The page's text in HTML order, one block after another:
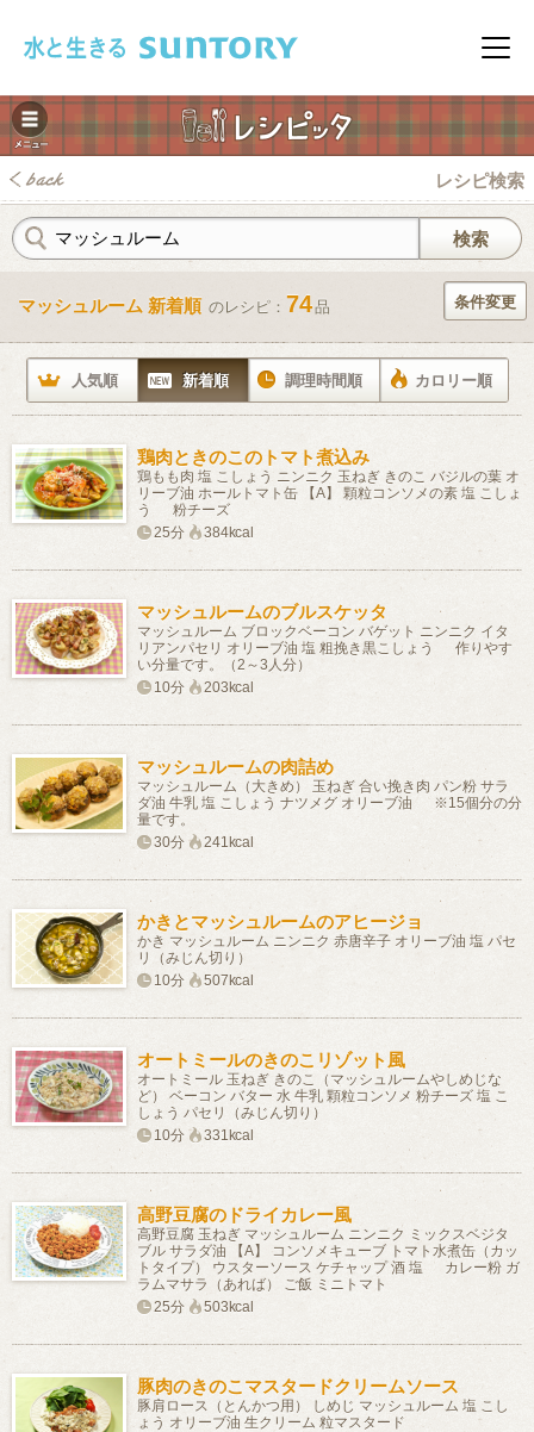
メニ
レシピ検索
マッシュルーム 新着順 のレシピ： 74品 条件変更
人気順 新着順 調理時間順 カロリー順
鶏肉ときのこのトマト煮込み
鶏もも肉 塩 こしょう ニンニク 玉ねぎ きのこ バジルの葉 オ
リーブ油 ホールトマト缶 【A】 顆粒コンソメの素 塩 こしょ
う 粉チーズ
25分
384kcal
マッシュルームのブルスケッタ
マッシュルーム ブロックベーコン バゲット ニンニク イタ
リアンパセリ オリーブ油 塩 粗挽き黒こしょう 作りやす
い分量です。（2～3人分）
10分
203kcal
マッシュルームの肉詰め
マッシュルーム（大きめ） 玉ねぎ 合い挽き肉 パン粉 サラ
ダ油 牛乳 塩 こしょう ナツメグ オリーブ油 ※15個分の分
量です。
30分
241kcal
かきとマッシュルームのアヒージョ
かき マッシュルーム ニンニク 赤唐辛子 オリーブ油 塩 パセ
リ（みじん切り）
10分
507kcal
オートミールのきのこリゾット風
オートミール 玉ねぎ きのこ（マッシュルームやしめじな
ど） ベーコン バター 水 牛乳 顆粒コンソメ 粉チーズ 塩 こ
しょう パセリ（みじん切り）
10分
331kcal
高野豆腐のドライカレー風
高野豆腐 玉ねぎ マッシュルーム ニンニク ミックスベジタ
ブル サラダ油 【A】 コンソメキューブ トマト水煮缶（カッ
トタイプ） ウスターソース ケチャップ 酒 塩 カレー粉 ガ
ラムマサラ（あれば） ご飯 ミニトマト
25分
503kcal
豚肉のきのこマスタードクリームソース
豚肩ロース（とんかつ用） しめじ マッシュルーム 塩 こし
ょう オリーブ油 生クリーム 粒マスタード